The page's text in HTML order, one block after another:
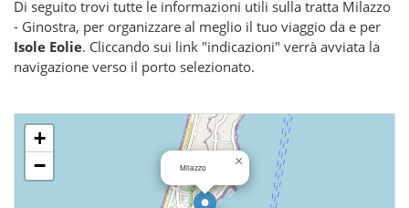
Di seguito trovi tutte le informazioni utili sulla tratta Milazzo
- Ginostra, per organizzare al meglio il tuo viaggio da e per
Isole Eolie. Cliccando sui link "indicazioni" verrà avviata la
navigazione verso il porto selezionato.
Milazzo ×
+
−